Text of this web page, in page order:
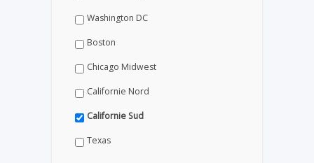
Washington DC
Boston
Chicago Midwest
Californie Nord
Californie Sud
Texas